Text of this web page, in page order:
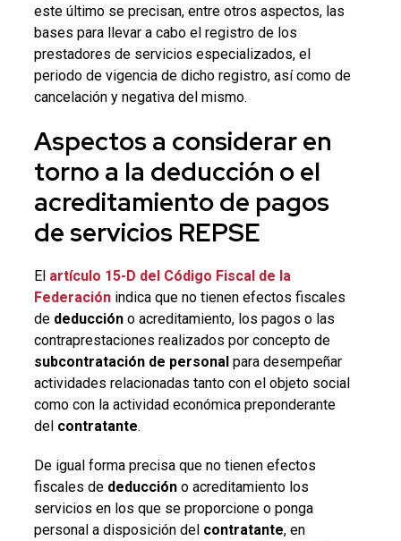
este último se precisan, entre otros aspectos, las
bases para llevar a cabo el registro de los
prestadores de servicios especializados, el
periodo de vigencia de dicho registro, así como de
cancelación y negativa del mismo.
Aspectos a considerar en
torno a la deducción o el
acreditamiento de pagos
de servicios REPSE
El artículo 15-D del Código Fiscal de la
Federaciónindica que no tienen efectos fiscales
de deduccióno acreditamiento, los pagos o las
contraprestaciones realizados por concepto de
subcontratación de personalpara desempeñar
actividades relacionadas tanto con el objeto social
como con la actividad económica preponderante
del contratante.
De igual forma precisa que no tienen efectos
fiscales de deduccióno acreditamiento los
servicios en los que se proporcione o ponga
personal a disposición del contratante, en